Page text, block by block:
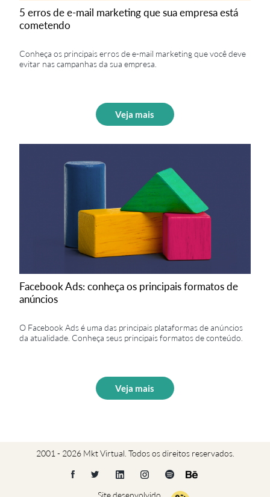
5 erros de e-mail marketing que sua empresa está
cometendo
Conheça os principais erros de e-mail marketing que você deve
evitar nas campanhas da sua empresa.
Veja mais
Facebook Ads: conheça os principais formatos de
anúncios
O Facebook Ads é uma das principais plataformas de anúncios
da atualidade. Conheça seus principais formatos de conteúdo.
Veja mais
2001 - 2026 Mkt Virtual. Todos os direitos reservados.
Site desenvolvido